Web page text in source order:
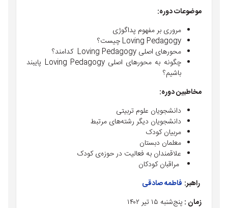
موضوعات دوره:
مروری بر مفهوم پداگوژی
Loving Pedagogy چیست؟
محور‌های اصلی Loving Pedagogy کدامند؟
چگونه به محورهای اصلی Loving Pedagogy پایبند
باشیم؟
مخاطبین دوره:
دانشجویان علوم تربیتی
دانشجویان دیگر رشته‌های مرتبط
مربیان کودک
معلمان دبستان
علاقمندان به فعالیت در حوزه‌ی کودک
مراقبان کودکان
راهبر: فاطمه صادقی
زمان : پنج‌شنبه ۱۵ تیر ۱۴۰۲